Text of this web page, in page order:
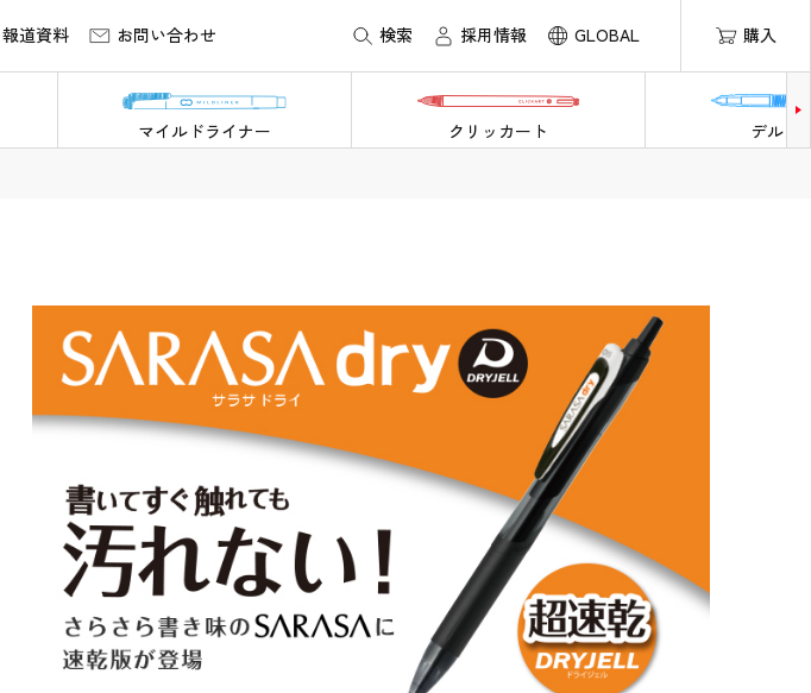
報道資料 お問い合わせ 検索 採用情報 GLOBAL 購入
マイルドライナー クリッカート デルガ